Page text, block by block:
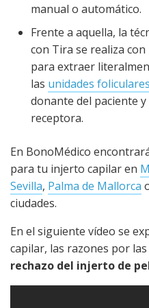
manual o automático.
Frente a aquella, la
con Tira se realiza
para extraer
las unidades
donante del paciente
receptora.
En BonoMédico
para tu injerto capilar en
Sevilla, Palma de Mallorca
ciudades.
En el siguiente vídeo se
capilar, las razones por las
rechazo del injerto de